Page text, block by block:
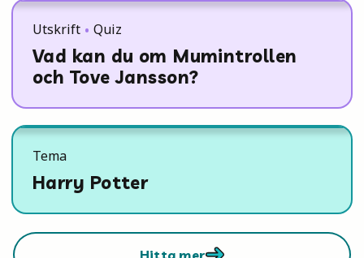
Vad kan du om Mumintrollen
och Tove Jansson?
Utskrift Quiz
Harry Potter
Tema
Hitta mer